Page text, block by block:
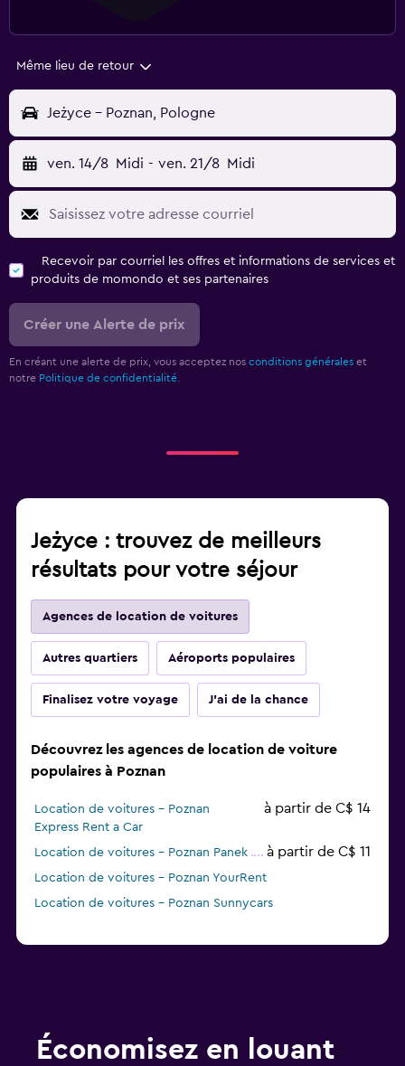
Même lieu de retour
Jeżyce - Poznan, Pologne
ven. 14/8 Midi - ven. 21/8 Midi
Recevoir par courriel les offres et informations de services et
produits de momondo et ses partenaires
Créer une Alerte de prix
En créant une alerte de prix, vous acceptez nos conditions générales et
notre Politique de confidentialité.
Jeżyce : trouvez de meilleurs
résultats pour votre séjour
Agences de location de voitures
Autres quartiers Aéroports populaires
Finalisez votre voyage J'ai de la chance
Découvrez les agences de location de voiture
populaires à Poznan
Location de voitures - Poznan
Express Rent a Car
à partir de C$ 14
Location de voitures - Poznan Panek à partir de C$ 11
Location de voitures - Poznan YourRent
Location de voitures - Poznan Sunnycars
Économisez en louant